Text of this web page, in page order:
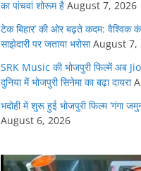
का पांचवां शोरूम है August 7, 2026
टेक बिहार’ की ओर बढ़ते कदम: वैश्विक
साझेदारी पर जताया भरोसा August 7,
SRK Music की भोजपुरी फिल्में अब
दुनिया में भोजपुरी सिनेमा का बढ़ा दायरा
भदोही में शुरू हुई भोजपुरी फिल्म ‘गंगा
August 6, 2026